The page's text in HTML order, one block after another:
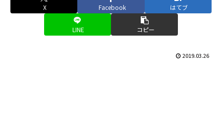
X Facebook はてブ
LINE コピー
2019.03.26